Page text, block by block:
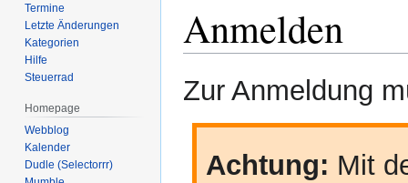
Anmelden
Navigation
Suche
Zur Anmeldung
Achtung: Mit
Termine
Letzte Änderungen
Kategorien
Hilfe
Steuerrad
Homepage
Webblog
Kalender
Dudle (Selectorrr)